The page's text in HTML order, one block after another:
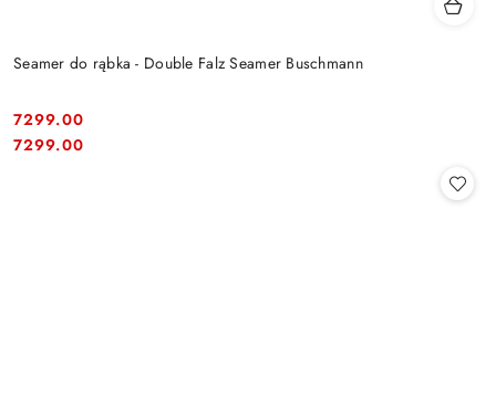
Seamer do rąbka - Double Falz Seamer Buschmann
Cena:
7299.00
Cena:
7299.00